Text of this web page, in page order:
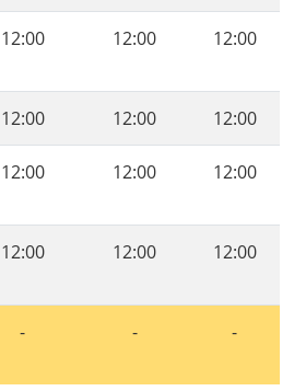
12:00 12:00 12:00
12:00 12:00 12:00
12:00 12:00 12:00
12:00 12:00 12:00
- - -